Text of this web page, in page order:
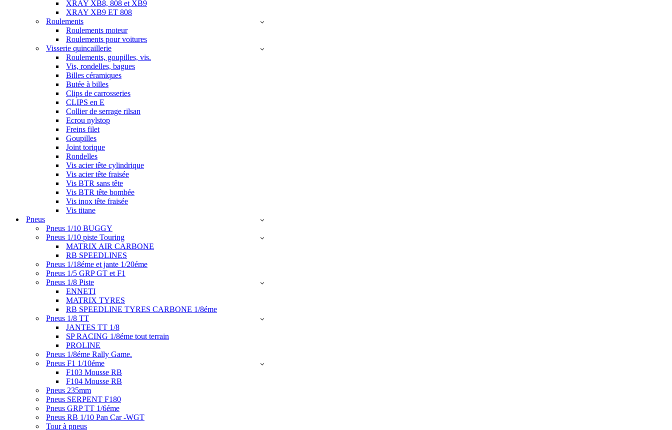
XRAY XB8, 808 et XB9
XRAY XB9 ET 808
Roulements
Roulements moteur
Roulements pour voitures
Visserie quincaillerie
Roulements, goupilles, vis.
Vis, rondelles, bagues
Billes céramiques
Butée à billes
Clips de carrosseries
CLIPS en E
Collier de serrage rilsan
Ecrou nylstop
Freins filet
Goupilles
Joint torique
Rondelles
Vis acier tête cylindrique
Vis acier tête fraisée
Vis BTR sans tête
Vis BTR tête bombée
Vis inox tête fraisée
Vis titane
Pneus
Pneus 1/10 BUGGY
Pneus 1/10 piste Touring
MATRIX AIR CARBONE
RB SPEEDLINES
Pneus 1/18éme et jante 1/20éme
Pneus 1/5 GRP GT et F1
Pneus 1/8 Piste
ENNETI
MATRIX TYRES
RB SPEEDLINE TYRES CARBONE 1/8éme
Pneus 1/8 TT
JANTES TT 1/8
SP RACING 1/8éme tout terrain
PROLINE
Pneus 1/8éme Rally Game.
Pneus F1 1/10éme
F103 Mousse RB
F104 Mousse RB
Pneus 235mm
Pneus SERPENT F180
Pneus GRP TT 1/6éme
Pneus RB 1/10 Pan Car -WGT
Tour à pneus